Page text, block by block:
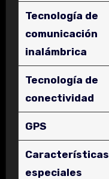
Tecnología de
comunicación
inalámbrica
Tecnología de
conectividad
GPS
Características
especiales